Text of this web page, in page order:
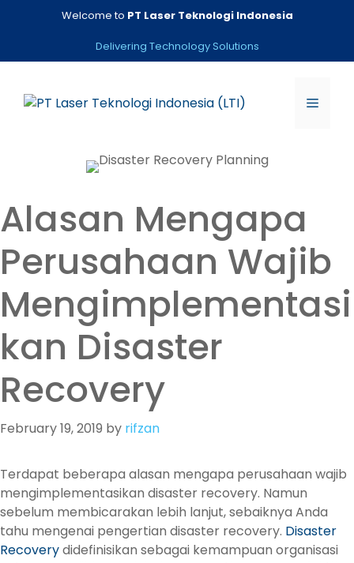
Welcome to PT Laser Teknologi Indonesia
Delivering Technology Solutions
Menu
Alasan Mengapa
Perusahaan Wajib
Mengimplementasi
kan Disaster
Recovery
February 19, 2019 by rifzan
Terdapat beberapa alasan mengapa perusahaan wajib
mengimplementasikan disaster recovery. Namun
sebelum membicarakan lebih lanjut, sebaiknya Anda
tahu mengenai pengertian disaster recovery. Disaster
Recoverydidefinisikan sebagai kemampuan organisasi